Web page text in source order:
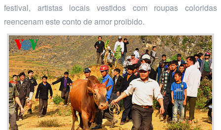
festival, artistas locais vestidos com roupas coloridas
reencenam este conto de amor proibido.